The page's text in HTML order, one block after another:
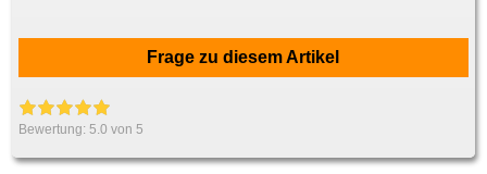
Frage zu diesem Artikel
Bewertung:5.0 von 5